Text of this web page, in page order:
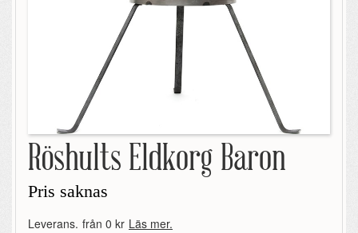
Röshults Eldkorg Baron
Pris saknas
Leverans. från 0 kr Läs mer.